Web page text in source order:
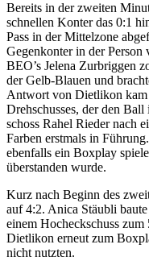
Bereits in der zweiten
schnellen Konter das 0:1
Pass in der Mittelzone
Gegenkonter in der Person
BEO’s Jelena Zurbriggen
der Gelb-Blauen und
Antwort von Dietlikon
Drehschusses, der den
schoss Rahel Rieder nach
Farben erstmals in
ebenfalls ein Boxplay
überstanden wurde.
Kurz nach Beginn des
auf 4:2. Anica Stäubli
einem Hocheckschuss
Dietlikon erneut zum
nicht nutzten.